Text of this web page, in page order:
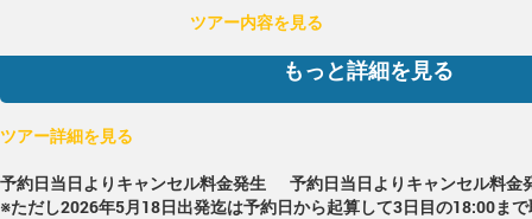
ツアー内容を見る
もっと詳細を見る
ツアー詳細を見る
予約日当日よりキャンセル料金発生
予約日当日よりキャンセル料金
※ただし2026年5月18日出発迄は予約日から起算して3日目の18:00ま